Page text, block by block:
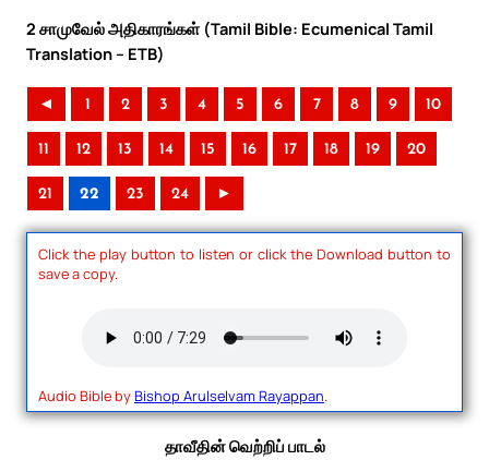
2 சாமுவேல் அதிகாரங்கள் (Tamil Bible: Ecumenical Tamil
Translation – ETB)
◄ 1 2 3 4 5 6 7 8 9 10
11 12 13 14 15 16 17 18 19 20
21 22 23 24 ►
Click the play button to listen or click the Download button to
save a copy.
Audio Bible byBishop Arulselvam Rayappan.
தாவீதின் வெற்றிப் பாடல்